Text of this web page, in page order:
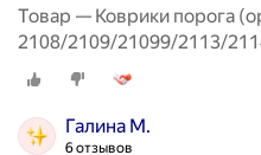
Товар — Коврики порога
2108/2109/21099/2113/
передние
Галина М.
6 отзывов